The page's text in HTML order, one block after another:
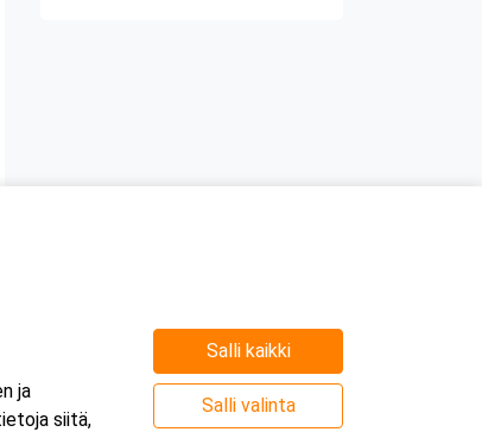
ja
siitä,
Salli kaikki
Salli valinta